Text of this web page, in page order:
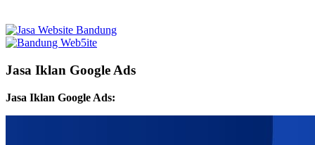
Jasa Iklan Google Ads
Jasa Iklan Google Ads: